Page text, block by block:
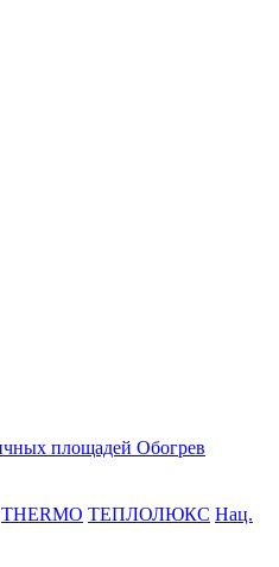
Обогрев
THERMO ТЕПЛОЛЮКС Нац.